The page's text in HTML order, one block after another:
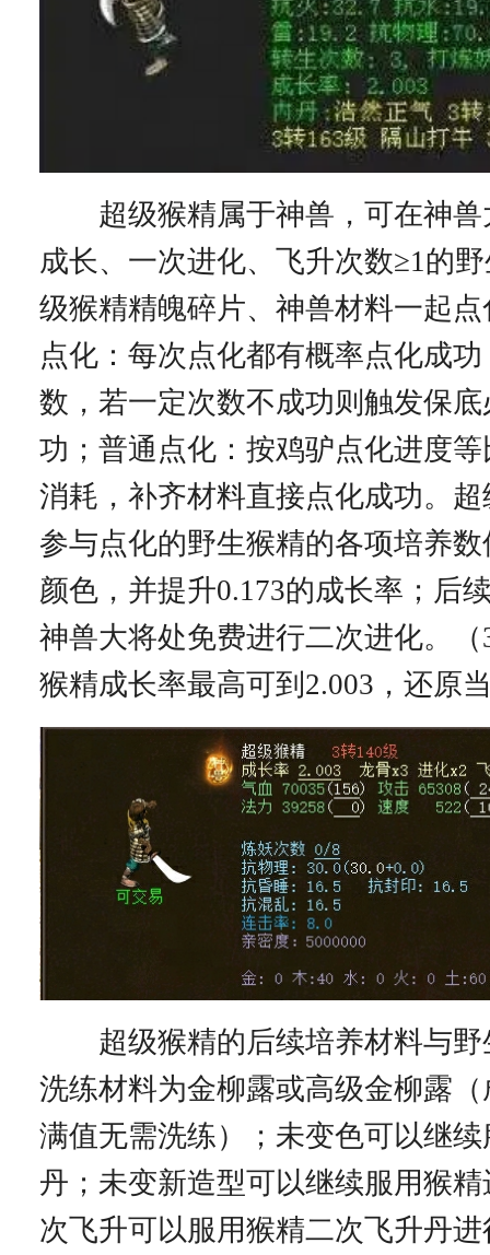
超级猴精属于神兽，可在神兽
成长、一次进化、飞升次数≥1的
级猴精精魄碎片、神兽材料一起
点化：每次点化都有概率点化成
数，若一定次数不成功则触发保
功；普通点化：按鸡驴点化进度
消耗，补齐材料直接点化成功。
参与点化的野生猴精的各项培养
颜色，并提升0.173的成长率；后
神兽大将处免费进行二次进化。
猴精成长率最高可到2.003，还原
超级猴精的后续培养材料与野
洗练材料为金柳露或高级金柳露
满值无需洗练）；未变色可以继
丹；未变新造型可以继续服用猴
次飞升可以服用猴精二次飞升丹